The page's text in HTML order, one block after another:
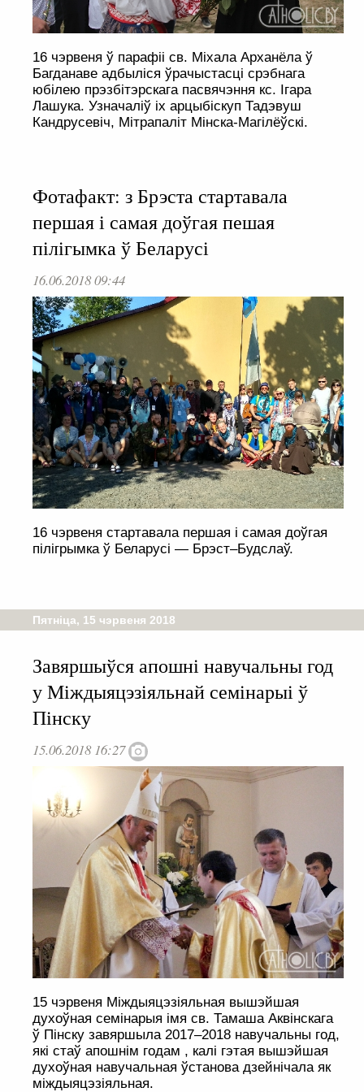
16 чэрвеня ў парафіі св. Міхала Арханёла ў
Багданаве адбыліся ўрачыстасці срэбнага
юбілею прэзбітэрскага пасвячэння кс. Ігара
Лашука. Узначаліў іх арцыбіскуп Тадэвуш
Кандрусевіч, Мітрапаліт Мінска-Магілёўскі.
Фотафакт: з Брэста стартавала
першая і самая доўгая пешая
пілігымка ў Беларусі
16.06.2018 09:44
16 чэрвеня стартавала першая і самая доўгая
пілігрымка ў Беларусі — Брэст–Будслаў.
Пятніца, 15 чэрвеня 2018
Завяршыўся апошні навучальны год
у Міждыяцэзіяльнай семінарыі ў
Пінску
15.06.2018 16:27
15 чэрвеня Міждыяцэзіяльная вышэйшая
духоўная семінарыя імя св. Тамаша Аквінскага
ў Пінску завяршыла 2017–2018 навучальны год,
які стаў апошнім годам , калі гэтая вышэйшая
духоўная навучальная ўстанова дзейнічала як
міждыяцэзіяльная.